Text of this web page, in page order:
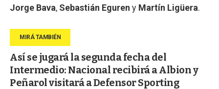
Jorge Bava, Sebastián Eguren y Martín Ligüera.
Así se jugará la segunda fecha del
Intermedio: Nacional recibirá a Albion y
Peñarol visitará a Defensor Sporting